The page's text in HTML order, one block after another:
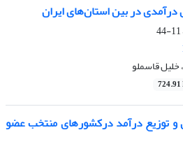
درآمدی در بین استان‌های ایران
11-44
خلیل قاسملو
توزیع درآمد درکشورهای منتخب عضو